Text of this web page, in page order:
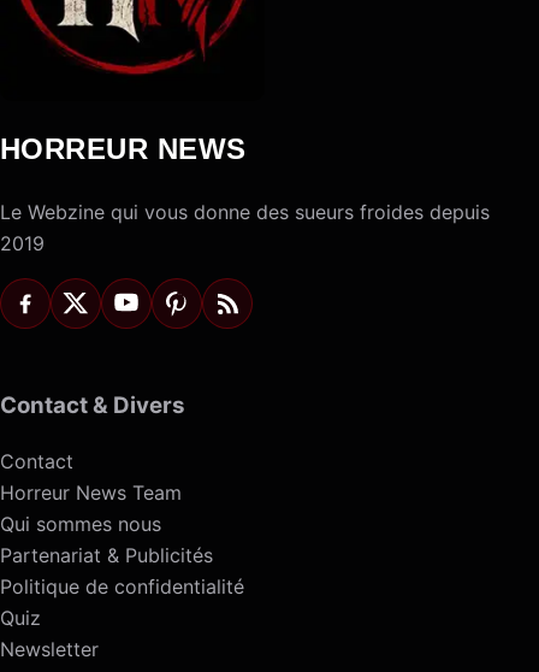
HORREUR NEWS
Le Webzine qui vous donne des sueurs froides depuis
2019
Contact & Divers
Contact
Horreur News Team
Qui sommes nous
Partenariat & Publicités
Politique de confidentialité
Quiz
Newsletter